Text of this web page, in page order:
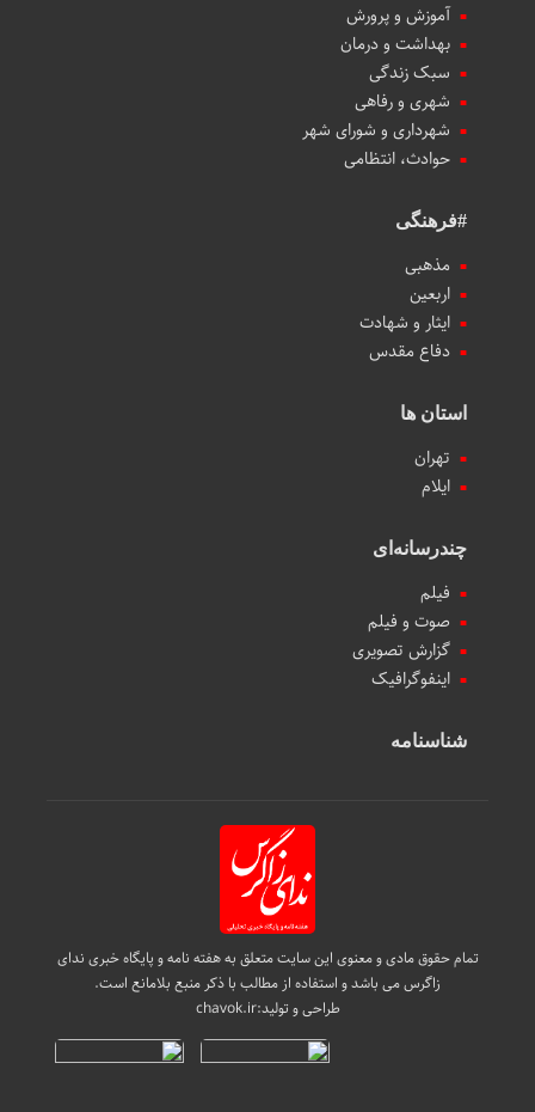
آموزش و پرورش
بهداشت و درمان
سبک زندگی
شهری و رفاهی
شهرداری و شورای شهر
حوادث، انتظامی
#فرهنگی
مذهبی
اربعین
ایثار و شهادت
دفاع مقدس
استان ها
تهران
ایلام
چندرسانه‌ای
فیلم
صوت و فیلم
گزارش تصویری
اینفوگرافیک
شناسنامه
تمام حقوق مادی و معنوی این سایت متعلق به هفته نامه و پایگاه خبری ندای
زاگرس می باشد و استفاده از مطالب با ذکر منبع بلامانع است.
طراحی و تولید:chavok.ir